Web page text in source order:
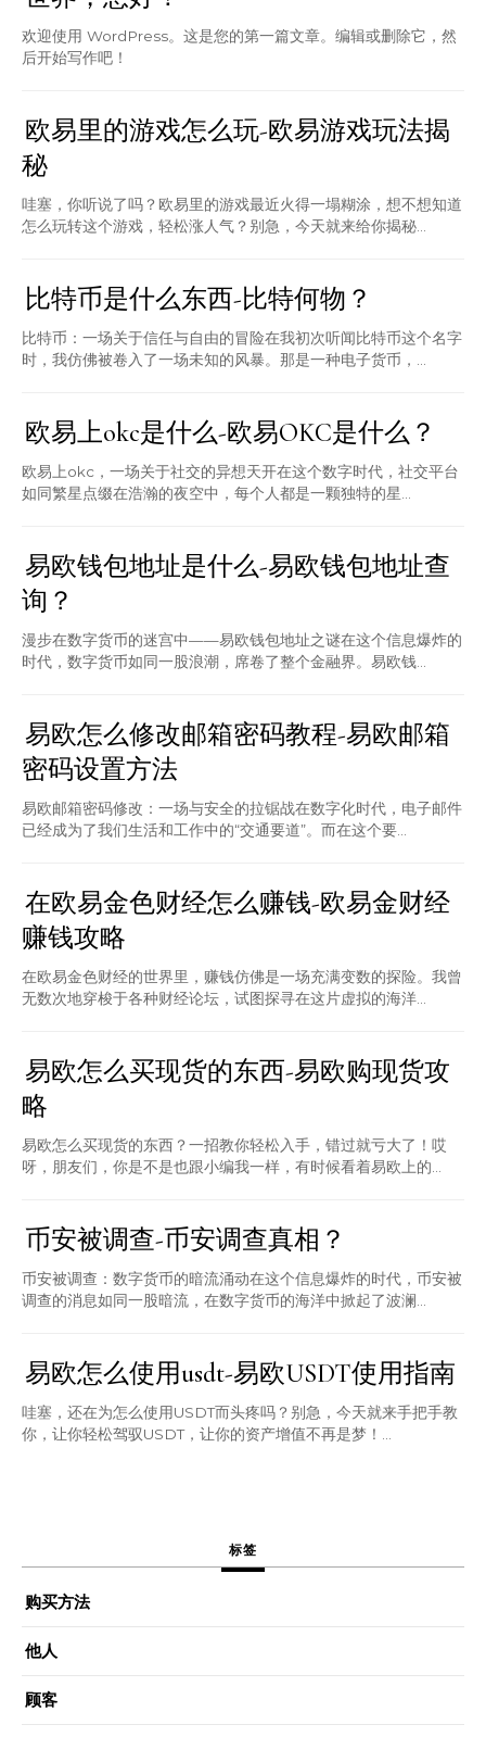
欢迎使用 WordPress。这是您的第一篇文章。编辑或删除它，然
后开始写作吧！
欧易里的游戏怎么玩-欧易游戏玩法揭
秘
哇塞，你听说了吗？欧易里的游戏最近火得一塌糊涂，想不想知道
怎么玩转这个游戏，轻松涨人气？别急，今天就来给你揭秘...
比特币是什么东西-比特何物？
比特币：一场关于信任与自由的冒险在我初次听闻比特币这个名字
时，我仿佛被卷入了一场未知的风暴。那是一种电子货币，...
欧易上okc是什么-欧易OKC是什么？
欧易上okc，一场关于社交的异想天开在这个数字时代，社交平台
如同繁星点缀在浩瀚的夜空中，每个人都是一颗独特的星...
易欧钱包地址是什么-易欧钱包地址查
询？
漫步在数字货币的迷宫中——易欧钱包地址之谜在这个信息爆炸的
时代，数字货币如同一股浪潮，席卷了整个金融界。易欧钱...
易欧怎么修改邮箱密码教程-易欧邮箱
密码设置方法
易欧邮箱密码修改：一场与安全的拉锯战在数字化时代，电子邮件
已经成为了我们生活和工作中的“交通要道”。而在这个要...
在欧易金色财经怎么赚钱-欧易金财经
赚钱攻略
在欧易金色财经的世界里，赚钱仿佛是一场充满变数的探险。我曾
无数次地穿梭于各种财经论坛，试图探寻在这片虚拟的海洋...
易欧怎么买现货的东西-易欧购现货攻
略
易欧怎么买现货的东西？一招教你轻松入手，错过就亏大了！哎
呀，朋友们，你是不是也跟小编我一样，有时候看着易欧上的...
币安被调查-币安调查真相？
币安被调查：数字货币的暗流涌动在这个信息爆炸的时代，币安被
调查的消息如同一股暗流，在数字货币的海洋中掀起了波澜...
易欧怎么使用usdt-易欧USDT使用指南
哇塞，还在为怎么使用USDT而头疼吗？别急，今天就来手把手教
你，让你轻松驾驭USDT，让你的资产增值不再是梦！...
标签
购买方法
他人
顾客